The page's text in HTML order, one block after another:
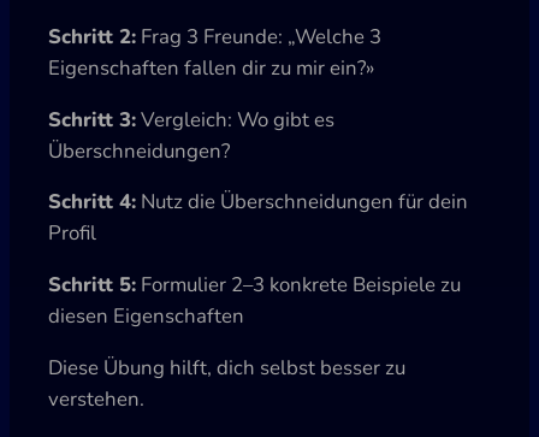
Schritt 2: Frag 3 Freunde: „Welche 3
Eigenschaften fallen dir zu mir ein?»
Schritt 3:Vergleich: Wo gibt es
Überschneidungen?
Schritt 4: Nutz die Überschneidungen für dein
Profil
Schritt 5: Formulier 2–3 konkrete Beispiele zu
diesen Eigenschaften
Diese Übung hilft, dich selbst besser zu
verstehen.